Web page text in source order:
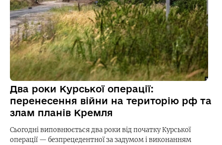
Два роки Курської операції:
перенесення війни на територію рф та
злам планів Кремля
Сьогодні виповнюється два роки від початку Курської
операції — безпрецедентної за задумом і виконанням